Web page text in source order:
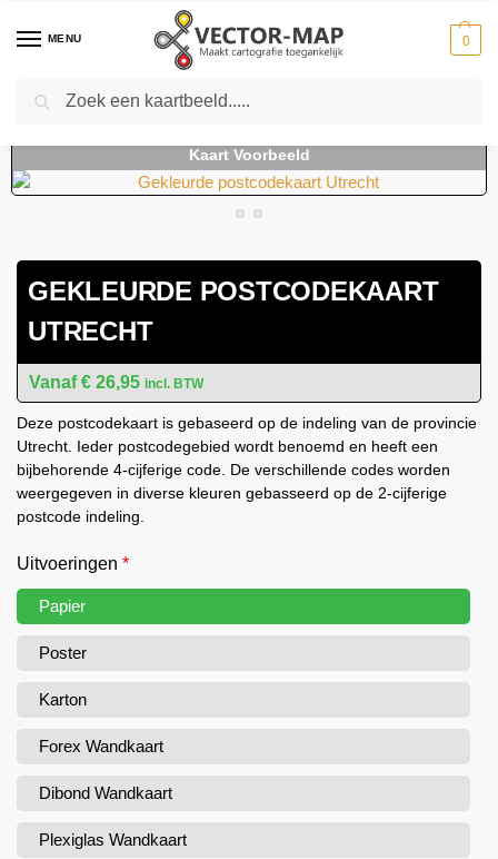
MENU 0
Home Kaarten - Provinciekaarten
GEKLEURDE POSTCODEKAART
UTRECHT
€ 26,95 incl. BTW
Deze postcodekaart is gebaseerd op de indeling van de provincie
Utrecht. Ieder postcodegebied wordt benoemd en heeft een
bijbehorende 4-cijferige code. De verschillende codes worden
weergegeven in diverse kleuren gebasseerd op de 2-cijferige
postcode indeling.
Uitvoeringen *
Papier
Poster
Karton
Forex Wandkaart
Dibond Wandkaart
Plexiglas Wandkaart